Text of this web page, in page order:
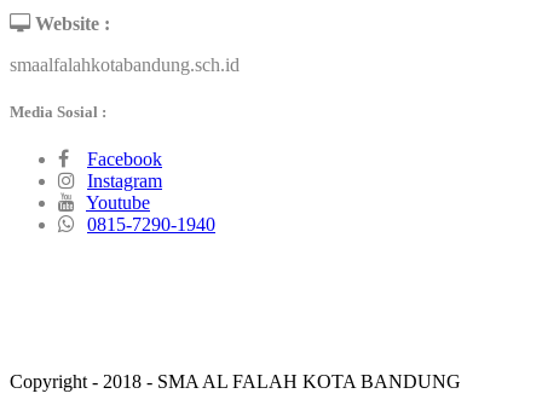
Website :
smaalfalahkotabandung.sch.id
Media Sosial :
Facebook
Instagram
Youtube
0815-7290-1940
Copyright - 2018 - SMA AL FALAH KOTA BANDUNG